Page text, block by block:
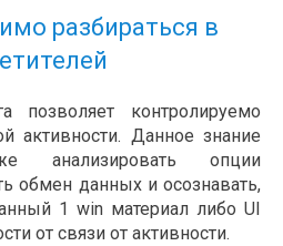
разбираться в
позволяет контролируемо
активности. Данное знание
анализировать опции
обмен данных и осознавать,
1 win материал либо UI
от связи от активности.